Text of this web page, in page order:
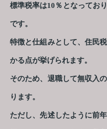
標準税率は10％となってお
です。
特徴と仕組みとして、住民
かる点が挙げられます。
そのため、退職して無収入
ります。
ただし、先述したように前